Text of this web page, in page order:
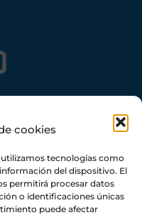
cookies
tecnologías como
del dispositivo. El
permitirá procesar datos
o identificaciones únicas
puede afectar